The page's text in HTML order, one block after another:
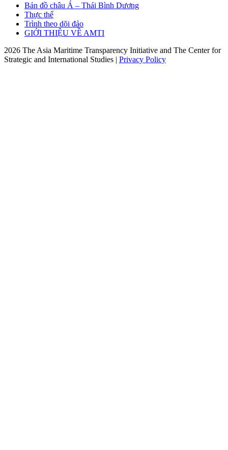
Bản đồ châu Á – Thái Bình Dương
Thực thể
Trình theo dõi đảo
GIỚI THIỆU VỀ AMTI
2026 The Asia Maritime Transparency Initiative and The Center for
Strategic and International Studies | Privacy Policy